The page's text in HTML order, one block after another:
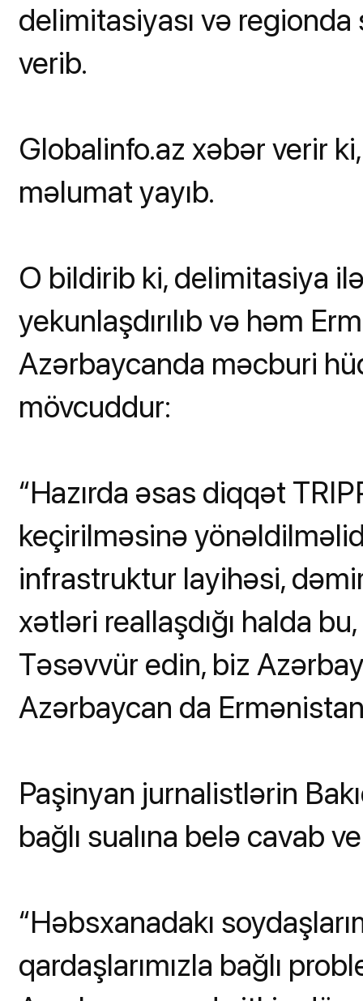
delimitasiyası və regionda
verib.
Globalinfo.az xəbər verir
məlumat yayıb.
O bildirib ki, delimitasiya
yekunlaşdırılıb və həm
Azərbaycanda məcburi
mövcuddur:
“Hazırda əsas diqqət
keçirilməsinə
infrastruktur layihəsi,
xətləri reallaşdığı halda
Təsəvvür edin, biz
Azərbaycan da
Paşinyan jurnalistlərin
bağlı sualına belə cavab
“Həbsxanadakı
qardaşlarımızla bağlı